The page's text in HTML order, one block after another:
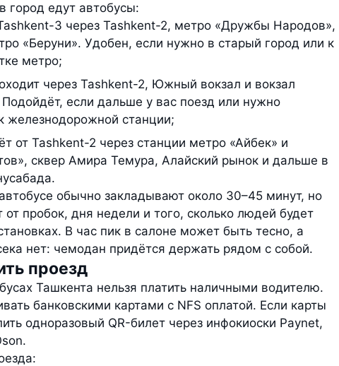
город едут автобусы:
3 через Tashkent-2, метро «Дружбы Народов»,
«Беруни». Удобен, если нужно в старый город или к
метро;
через Tashkent-2, Южный вокзал и вокзал
Подойдёт, если дальше у вас поезд или нужно
железнодорожной станции;
от Tashkent-2 через станции метро «Айбек» и
сквер Амира Темура, Алайский рынок и дальше в
обычно закладывают около 30–45 минут, но
от пробок, дня недели и того, сколько людей будет
В час пик в салоне может быть тесно, а
нет: чемодан придётся держать рядом с собой.
проезд
Ташкента нельзя платить наличными водителю.
банковскими картами с NFS оплатой. Если карты
одноразовый QR-билет через инфокиоски Paynet,